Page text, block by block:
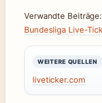
Verwandte Beiträge:
Bundesliga Live-
WEITERE QUELLEN
liveticker.com